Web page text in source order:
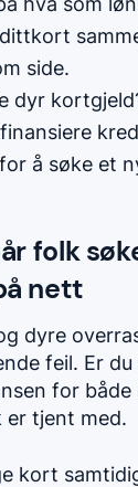
side.
dyr
å søke et
folk
nett
dyre
feil. Er
for
tjent med.
kort